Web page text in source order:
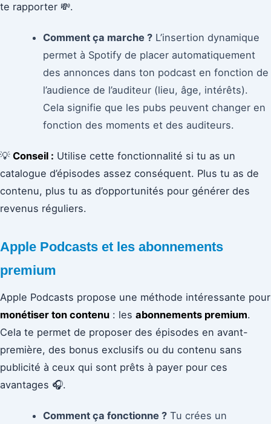
te rapporter 💸.
Comment ça marche ? L’insertion dynamique
permet à Spotify de placer automatiquement
des annonces dans ton podcast en fonction de
l’audience de l’auditeur (lieu, âge, intérêts).
Cela signifie que les pubs peuvent changer en
fonction des moments et des auditeurs.
💡 Conseil : Utilise cette fonctionnalité si tu as un
catalogue d’épisodes assez conséquent. Plus tu as de
contenu, plus tu as d’opportunités pour générer des
revenus réguliers.
Apple Podcasts et les abonnements
premium
Apple Podcasts propose une méthode intéressante pour
monétiser ton contenu : les abonnements premium.
Cela te permet de proposer des épisodes en avant-
première, des bonus exclusifs ou du contenu sans
publicité à ceux qui sont prêts à payer pour ces
avantages 🎧.
Comment ça fonctionne ? Tu crées un